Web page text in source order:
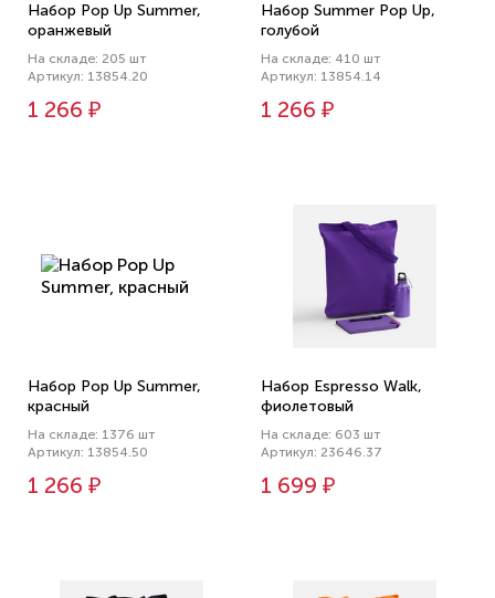
Набор Pop Up Summer,
оранжевый
На складе: 205 шт
Артикул: 13854.20
1 266 ₽
Набор Summer Pop Up,
голубой
На складе: 410 шт
Артикул: 13854.14
1 266 ₽
Набор Pop Up Summer,
красный
На складе: 1376 шт
Артикул: 13854.50
1 266 ₽
Набор Espresso Walk,
фиолетовый
На складе: 603 шт
Артикул: 23646.37
1 699 ₽